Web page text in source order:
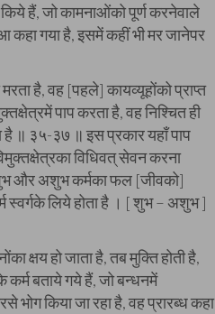
किये हैं, जो कामनाओंको पूर्ण करनेवाले
गया है, इसमें कहीं भी मर जानेपर
मरता है, वह [पहले] कायव्यूहोंको प्राप्त
पाप करता है, वह निश्चित ही
है ॥ ३५-३७ ॥ इस प्रकार यहाँ पाप
विधिवत् सेवन करना
शुभ और अशुभ कर्मका फल [जीवको]
स्वर्गके लिये होता है । [ शुभ – अशुभ ]
क्षय हो जाता है, तब मुक्ति होती है,
कर्म बताये गये हैं, जो बन्धनमें
किया जा रहा है, वह प्रारब्ध कहा